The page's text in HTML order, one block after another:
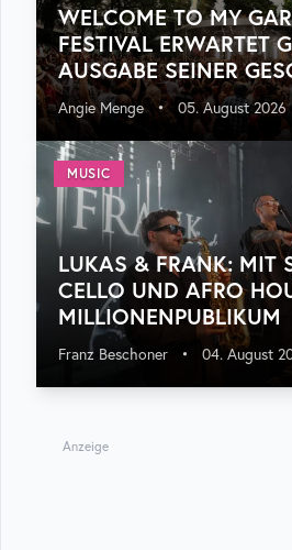
WELCOME TO MY
FESTIVAL ERWARTET
USGABE SEINER
Angie Menge • 05. August 2026
MUSIC
LUKAS & FRANK: MIT
CELLO UND AFRO
MILLIONENPUBLIKUM
Franz Beschoner • 04. August
Anzeige